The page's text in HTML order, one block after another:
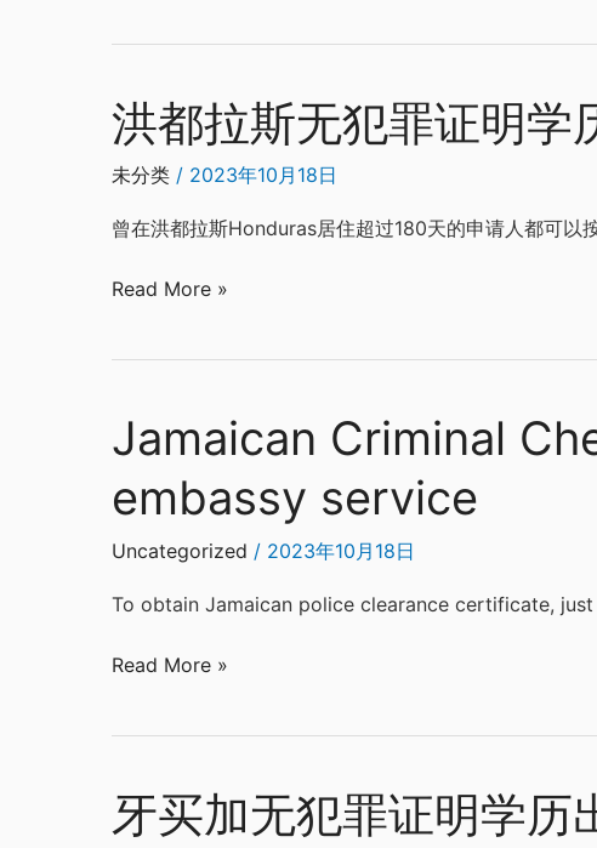
洪都拉斯无犯罪证明学
未分类 / 2023年10月18日
曾在洪都拉斯Honduras居住超过180天的申请人都可以
洪
都
拉
无
罪
明
历
出
生
证
结
证
证
证
Read More »
Jamaican Criminal
embassy service
Uncategorized / 2023年10月18日
To obtain Jamaican police clearance certificate, just
Jamaican
Criminal
Check,,birth
certificate
authentication
embassy
Read More »
牙买加无犯罪证明学历
牙
买